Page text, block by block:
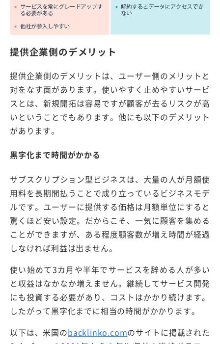
提供企業側のデメリット
提供企業側のデメリットは、ユーザー側のメリットと
対をなす面があります。使いやすく止めやすいサービ
スとは、新規開拓は容易ですが顧客が去るリスクが高
いということでもあります。他にも以下のデメリット
があります。
黒字化まで時間がかかる
サブスクリプション型ビジネスは、大量の人が月額使
用料を長期間払うことで成り立っているビジネスモデ
ルです。ユーザーに提供する価格は月額単位にすると
驚くほど安い設定。だからこそ、一気に顧客を集める
ことができますが、ある程度顧客数が増え時間が経過
しなければ利益は出ません。
使い始めて3カ月や半年でサービスを辞める人が多い
と収益はなかなか増えません。継続してサービス開発
にも投資する必要があり、コストはかかり続けます。
したがって黒字化までに相当の時間がかかります。
以下は、米国のbacklinko.comのサイトに掲載された